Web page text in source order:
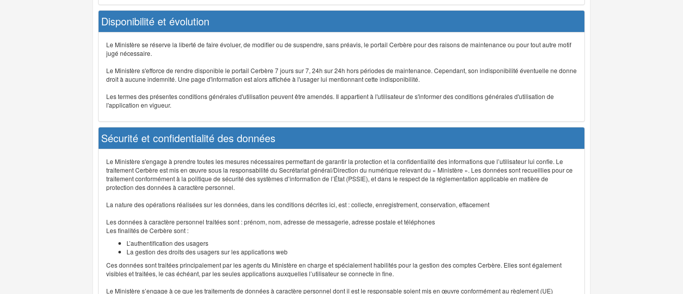
Disponibilité et évolution
Le Ministère se réserve la liberté de faire évoluer, de modifier ou de suspendre, sans préavis, le portail Cerbère pour des raisons de maintenance ou pour tout autre motif
jugé nécessaire.
Le Ministère s'efforce de rendre disponible le portail Cerbère 7 jours sur 7, 24h sur 24h hors périodes de maintenance. Cependant, son indisponibilité éventuelle ne donne
droit à aucune indemnité. Une page d'information est alors affichée à l'usager lui mentionnant cette indisponibilité.
Les termes des présentes conditions générales d'utilisation peuvent être amendés. Il appartient à l'utilisateur de s'informer des conditions générales d'utilisation de
l'application en vigueur.
Sécurité et confidentialité des données
Le Ministère s'engage à prendre toutes les mesures nécessaires permettant de garantir la protection et la confidentialité des informations que l’utilisateur lui confie. Le
traitement Cerbère est mis en œuvre sous la responsabilité du Secrétariat général/Direction du numérique relevant du « Ministère ». Les données sont recueillies pour ce
traitement conformément à la politique de sécurité des systèmes d’information de l’État (PSSIE), et dans le respect de la réglementation applicable en matière de
protection des données à caractère personnel.
La nature des opérations réalisées sur les données, dans les conditions décrites ici, est : collecte, enregistrement, conservation, effacement
Les données à caractère personnel traitées sont : prénom, nom, adresse de messagerie, adresse postale et téléphones
Les finalités de Cerbère sont :
L’authentification des usagers
La gestion des droits des usagers sur les applications web
Ces données sont traitées principalement par les agents du Ministère en charge et spécialement habilités pour la gestion des comptes Cerbère. Elles sont également
visibles et traitées, le cas échéant, par les seules applications auxquelles l’utilisateur se connecte in fine.
Le Ministère s’engage à ce que les traitements de données à caractère personnel dont il est le responsable soient mis en œuvre conformément au règlement (UE)